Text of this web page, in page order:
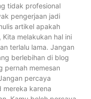
tidak profesional
pengerjaan jadi
artikel apakah
melakukan hal ini
terlalu lama. Jangan
berlebihan di blog
pernah memesan
percaya
mereka karena